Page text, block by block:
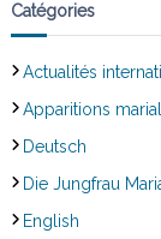
Catégories
Actualités
Apparitions
Deutsch
Die Jungfrau
English